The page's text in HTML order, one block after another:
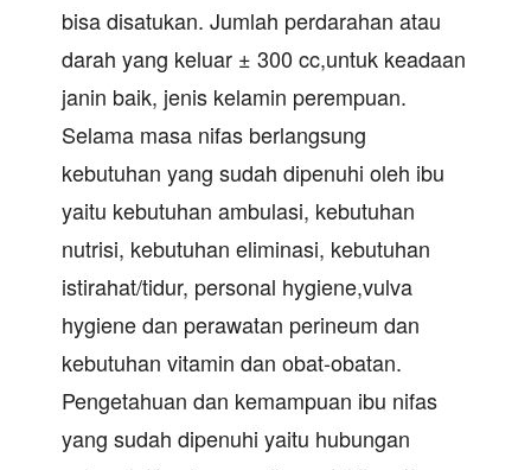
bisa disatukan. Jumlah perdarahan atau
darah yang keluar ± 300 cc,untuk keadaan
janin baik, jenis kelamin perempuan.
Selama masa nifas berlangsung
kebutuhan yang sudah dipenuhi oleh ibu
yaitu kebutuhan ambulasi, kebutuhan
nutrisi, kebutuhan eliminasi, kebutuhan
istirahat/tidur, personal hygiene,vulva
hygiene dan perawatan perineum dan
kebutuhan vitamin dan obat-obatan.
Pengetahuan dan kemampuan ibu nifas
yang sudah dipenuhi yaitu hubungan